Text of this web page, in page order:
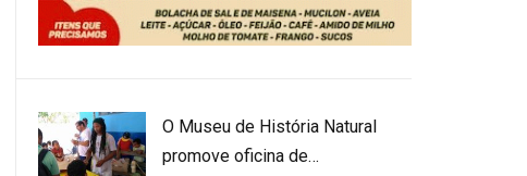
O Museu de História Natural
promove oficina de…